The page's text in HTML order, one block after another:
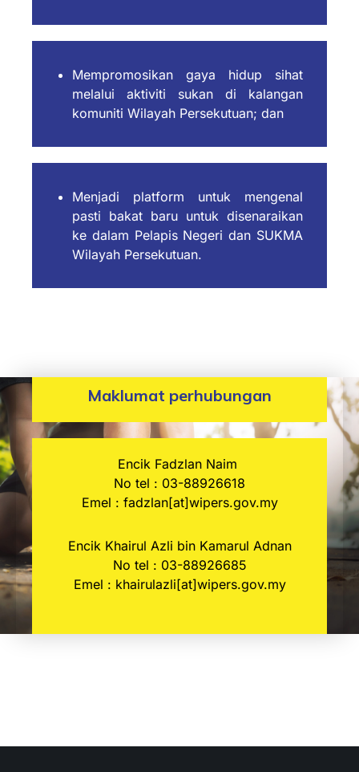
Mempromosikan gaya hidup sihat
melalui aktiviti sukan di kalangan
komuniti Wilayah Persekutuan; dan
Menjadi platform untuk mengenal
pasti bakat baru untuk disenaraikan
ke dalam Pelapis Negeri dan SUKMA
Wilayah Persekutuan.
Maklumat perhubungan
Encik Fadzlan Naim
No tel : 03-88926618
Emel : fadzlan[at]wipers.gov.my
Encik Khairul Azli bin Kamarul Adnan
No tel : 03-88926685
Emel : khairulazli[at]wipers.gov.my